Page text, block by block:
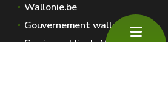
Wallonie.be
Gouvernement wallon
Service public de Wallonie